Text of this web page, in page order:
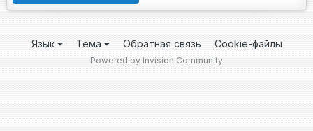
Язык Тема Обратная связь Cookie-файлы
Powered by Invision Community